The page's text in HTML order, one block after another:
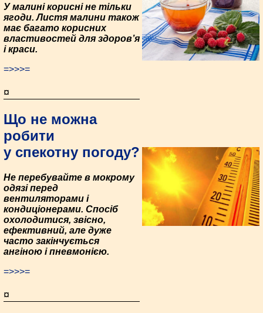
У малині корисні не тільки
ягоди. Листя малини також
має багато корисних
властивостей для здоров’я
і краси.
=>>>=
¤
Що не можна
робити
у спекотну погоду?
Не перебувайте в мокрому
одязі перед
вентиляторами і
кондиціонерами. Спосіб
охолодитися, звісно,
ефективний, але дуже
часто закінчується
ангіною і пневмонією.
=>>>=
¤